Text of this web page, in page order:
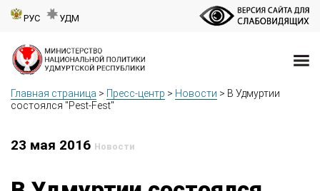
РУС УДМ
Главная страница > Пресс-центр > Новости > В Удмуртии
состоялся "Pest-Fest"
23 мая 2016 Новости